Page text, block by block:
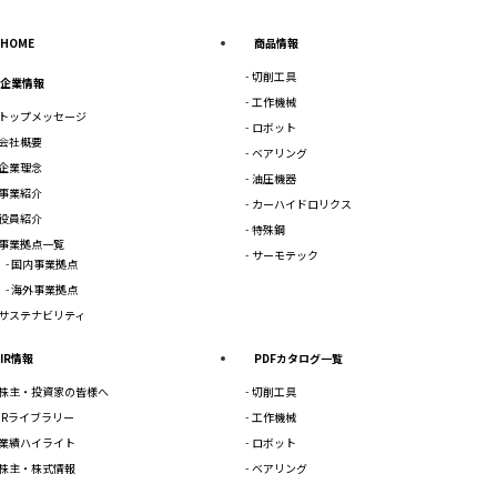
HOME
企業情報
ップメッセージ
社概要
業理念
業紹介
員紹介
業拠点一覧
国内事業拠点
海外事業拠点
ステナビリティ
商品情報
切削工具
工作機械
ロボット
ベアリング
油圧機器
カーハイドロリクス
特殊鋼
サーモテック
IR情報
主・投資家の皆様へ
ライブラリー
績ハイライト
主・株式情報
PDFカタログ一覧
切削工具
工作機械
ロボット
ベアリング